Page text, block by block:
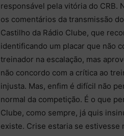
responsável pela vitória do CRB.
os comentários da transmissão
Castilho da Rádio Clube, que
identificando um placar que não
treinador na escalação, mas
não concordo com a crítica ao
injusta. Mas, enfim é difícil não
normal da competição. É o que
Clube, como sempre, já quis
existe. Crise estaria se estivesse